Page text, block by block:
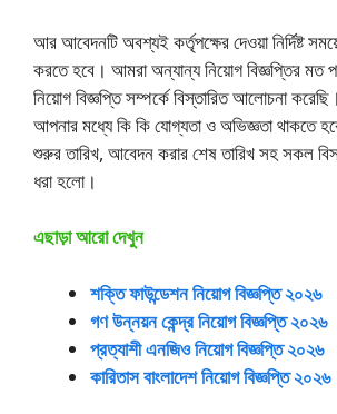
আর আবেদনটি অবশ্যই কর্তৃপক্ষের দেওয়া নির্দিষ্ট
করতে হবে। আমরা অন্যান্য নিয়োগ বিজ্ঞপ্তির মত
নিয়োগ বিজ্ঞপ্তি সম্পর্কে বিস্তারিত আলোচনা
আপনার মধ্যে কি কি যোগ্যতা ও অভিজ্ঞতা থাকতে
শুরুর তারিখ, আবেদন করার শেষ তারিখ সহ সকল
ধরা হলো।
এছাড়া আরো দেখুন
শক্তি ফাউন্ডেশন নিয়োগ বিজ্ঞপ্তি ২০২৬
গণ উন্নয়ন কেন্দ্র নিয়োগ বিজ্ঞপ্তি ২০২৬
প্রত্যাশী এনজিও নিয়োগ বিজ্ঞপ্তি ২০২৬
কারিতাস বাংলাদেশ নিয়োগ বিজ্ঞপ্তি ২০২৬